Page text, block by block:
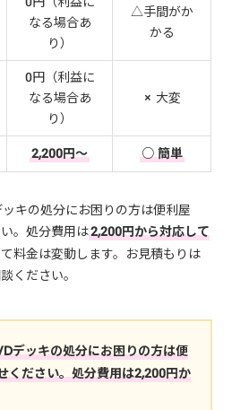
なる場合あ
り）
△手間がか
かる
0円（利益に
なる場合あ
り）
× 大変
2,200円～ ○ 簡単
キの処分にお困りの方は便利屋
。処分費用は2,200円から対応して
料金は変動します。お見積もりは
ください。
デッキの処分にお困りの方は便
ください。処分費用は2,200円か